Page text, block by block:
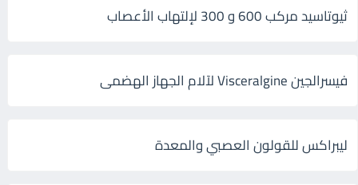
ثيوتاسيد مركب 600 و 300 لإلتهاب الأعصاب
فيسرالجين Visceralgine لآلام الجهاز الهضمى
ليبراكس للقولون العصبي والمعدة